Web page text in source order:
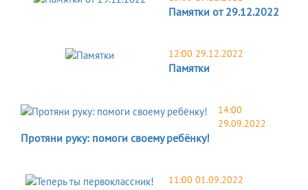
Памятки от 29.12.2022
12:00 29.12.2022
Памятки
14:00
29.09.2022
Протяни руку: помоги своему ребёнку!
11:00 01.09.2022